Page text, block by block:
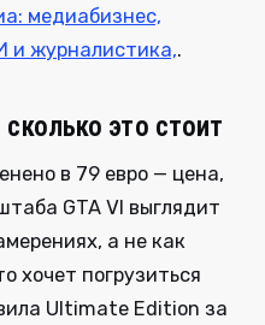
медиабизнес,
и журналистика,.
это стоит
в 79 евро — цена,
GTA VI выглядит
а не как
хочет погрузиться
Ultimate Edition за